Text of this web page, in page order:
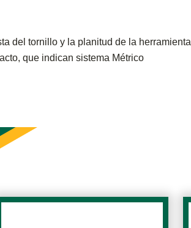
del tornillo y la planitud de la herramienta
que indican sistema Métrico